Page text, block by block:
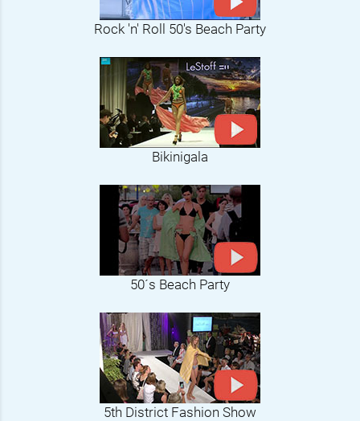
Rock 'n' Roll 50's Beach Party
Bikinigala
50´s Beach Party
5th District Fashion Show